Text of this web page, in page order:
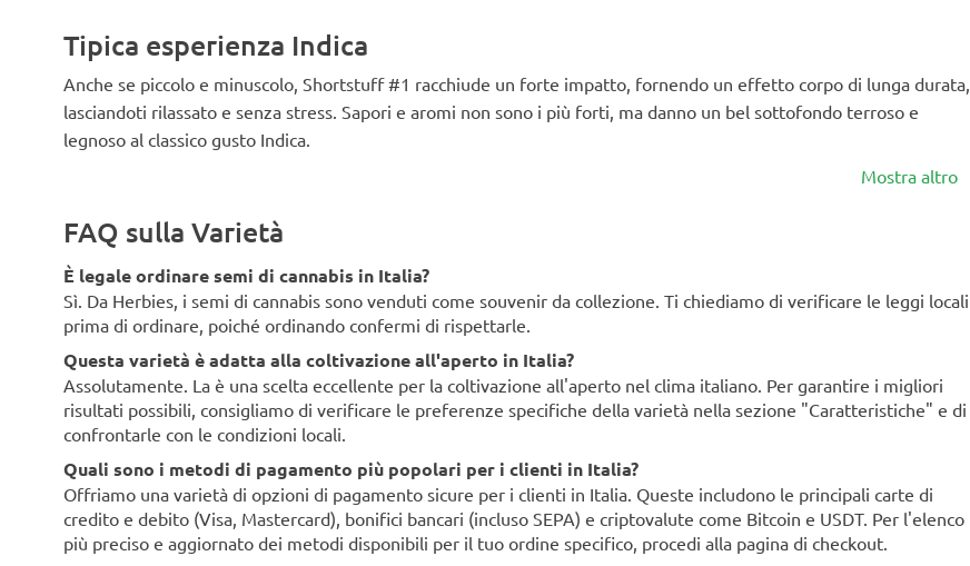
Tipica esperienza Indica
Anche se piccolo e minuscolo, Shortstuff #1 racchiude un forte impatto, fornendo un effetto corpo di lunga durata,
lasciandoti rilassato e senza stress. Sapori e aromi non sono i più forti, ma danno un bel sottofondo terroso e
legnoso al classico gusto Indica.
Mostra altro
FAQ sulla Varietà
È legale ordinare semi di cannabis in Italia?
Sì. Da Herbies, i semi di cannabis sono venduti come souvenir da collezione. Ti chiediamo di verificare le leggi locali
prima di ordinare, poiché ordinando confermi di rispettarle.
Questa varietà è adatta alla coltivazione all'aperto in Italia?
Assolutamente. La è una scelta eccellente per la coltivazione all'aperto nel clima italiano. Per garantire i migliori
risultati possibili, consigliamo di verificare le preferenze specifiche della varietà nella sezione "Caratteristiche" e di
confrontarle con le condizioni locali.
Quali sono i metodi di pagamento più popolari per i clienti in Italia?
Offriamo una varietà di opzioni di pagamento sicure per i clienti in Italia. Queste includono le principali carte di
credito e debito (Visa, Mastercard), bonifici bancari (incluso SEPA) e criptovalute come Bitcoin e USDT. Per l'elenco
più preciso e aggiornato dei metodi disponibili per il tuo ordine specifico, procedi alla pagina di checkout.